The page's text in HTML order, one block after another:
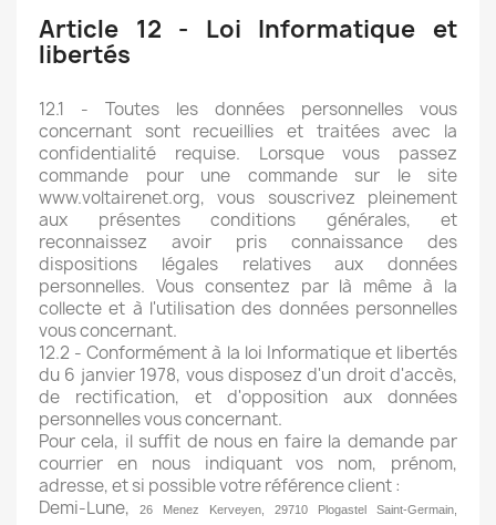
Article 12 - Loi Informatique et
libertés
12.1 - Toutes les données personnelles vous
concernant sont recueillies et traitées avec la
confidentialité requise. Lorsque vous passez
commande pour une commande sur le site
www.voltairenet.org, vous souscrivez pleinement
aux présentes conditions générales, et
reconnaissez avoir pris connaissance des
dispositions légales relatives aux données
personnelles. Vous consentez par là même à la
collecte et à l'utilisation des données personnelles
vous concernant.
12.2 - Conformément à la loi Informatique et libertés
du 6 janvier 1978, vous disposez d'un droit d'accès,
de rectification, et d'opposition aux données
personnelles vous concernant.
Pour cela, il suffit de nous en faire la demande par
courrier en nous indiquant vos nom, prénom,
adresse, et si possible votre référence client :
Demi-Lune,
26 Menez Kerveyen, 29710 Plogastel Saint-Germain,